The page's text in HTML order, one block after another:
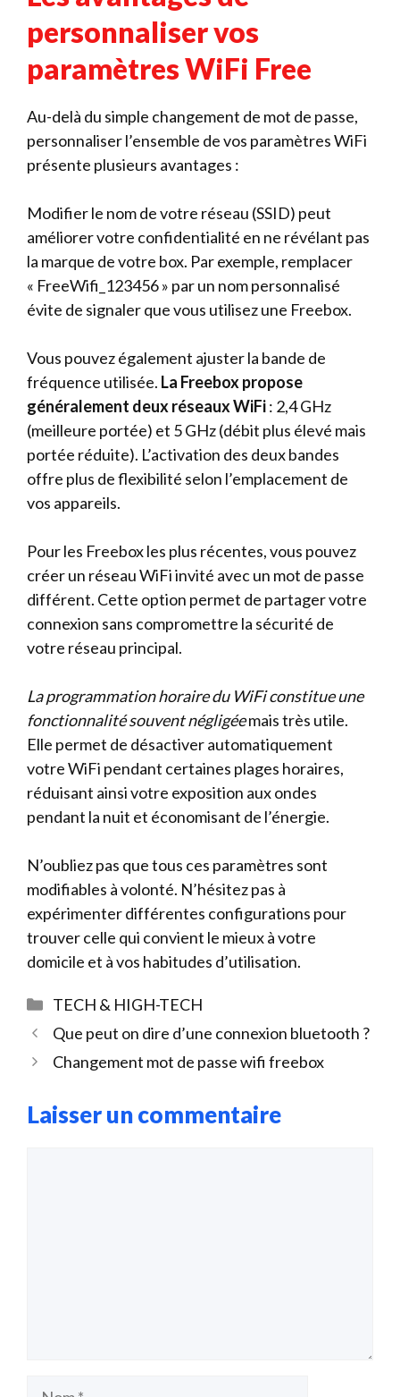
personnaliser vos
paramètres WiFi Free
Au-delà du simple changement de mot de passe,
personnaliser l’ensemble de vos paramètres WiFi
présente plusieurs avantages :
Modifier le nom de votre réseau (SSID) peut
améliorer votre confidentialité en ne révélant pas
la marque de votre box. Par exemple, remplacer
« FreeWifi_123456 » par un nom personnalisé
évite de signaler que vous utilisez une Freebox.
Vous pouvez également ajuster la bande de
fréquence utilisée. La Freebox propose
généralement deux réseaux WiFi: 2,4 GHz
(meilleure portée) et 5 GHz (débit plus élevé mais
portée réduite). L’activation des deux bandes
offre plus de flexibilité selon l’emplacement de
vos appareils.
Pour les Freebox les plus récentes, vous pouvez
créer un réseau WiFi invité avec un mot de passe
différent. Cette option permet de partager votre
connexion sans compromettre la sécurité de
votre réseau principal.
La programmation horaire du WiFi constitue une
fonctionnalité souvent négligéemais très utile.
Elle permet de désactiver automatiquement
votre WiFi pendant certaines plages horaires,
réduisant ainsi votre exposition aux ondes
pendant la nuit et économisant de l’énergie.
N’oubliez pas que tous ces paramètres sont
modifiables à volonté. N’hésitez pas à
expérimenter différentes configurations pour
trouver celle qui convient le mieux à votre
domicile et à vos habitudes d’utilisation.
Catégories
TECH & HIGH-TECH
Que peut on dire d’une connexion bluetooth ?
Changement mot de passe wifi freebox
Laisser un commentaire